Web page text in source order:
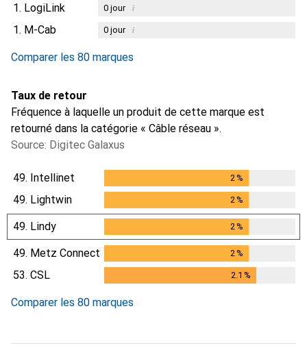
1. LogiLink 0jour i
1. M-Cab 0jour i
Comparer les 80 marques
Taux de retour
Fréquence à laquelle un produit de cette marque est
retourné dans la catégorie « Câble réseau ».
Source: Digitec Galaxus
49. Intellinet 2 %
49. Lightwin 2 %
49. Lindy 2 %
49. Metz Connect 2 %
53. CSL 2.1 %
Comparer les 80 marques